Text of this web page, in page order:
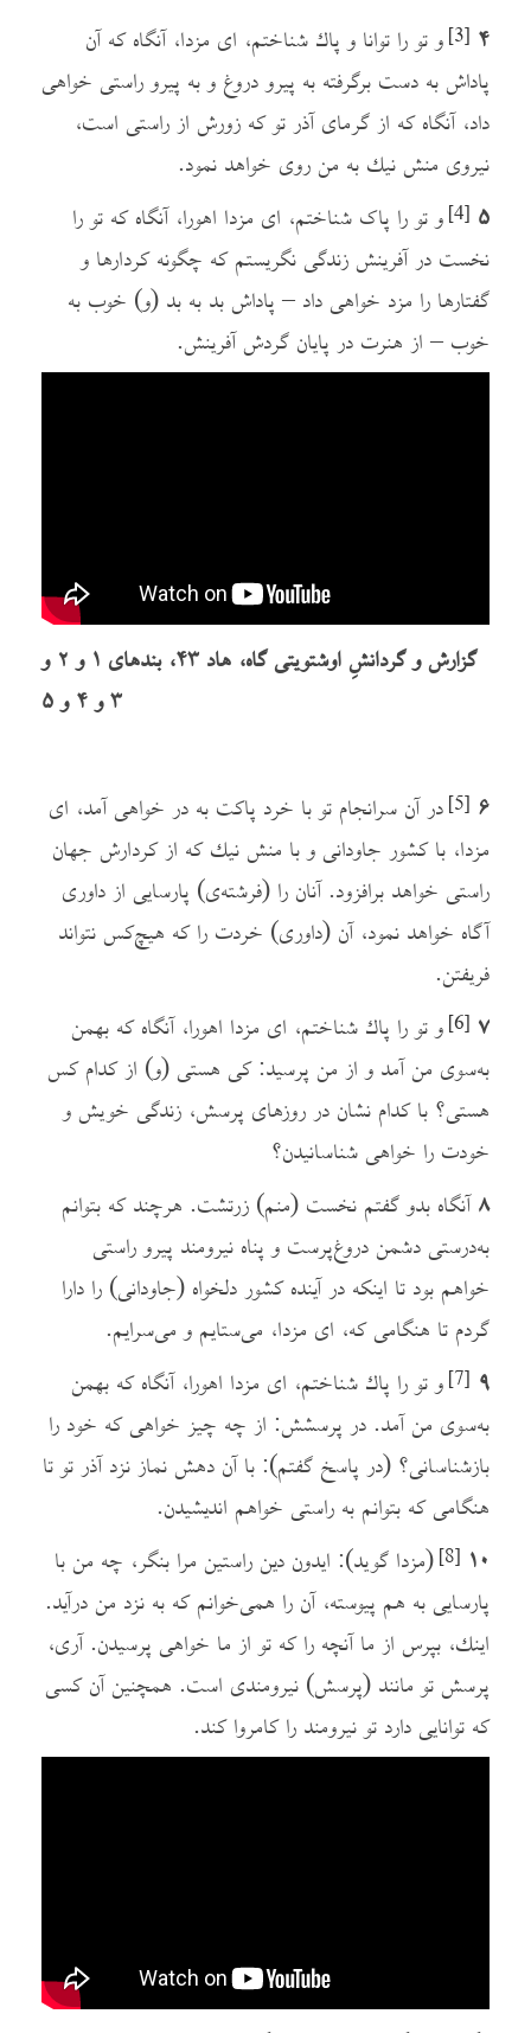
۴ [3]
و تو را توانا و پاك شناختم، ای مزدا، آنگاه که آن
پاداش به دست برگرفته به پیرو دروغ و به پیرو راستی خواهی
داد، آنگاه که از گرمای آذر تو که زورش از راستی است،
نیروی منش نيك به من روی خواهد نمود.
۵ [4]
و تو را پاک شناختم، ای مزدا اهورا، آنگاه که تو را
نخست در آفرینش زندگی نگریستم که چگونه کردارها و
گفتارها را مزد خواهی داد – پاداش بد به بد (و) خوب به
خوب – از هنرت در پایان گردش آفرینش.
گزارش و گردانشِ اوشتویتی گاه، هاد ۴۳، بندهای ۱ و ۲ و
۳ و ۴ و ۵
۶ [5]
در آن سرانجام تو با خرد پاکت به در خواهی آمد، ای
مزدا، با کشور جاودانی و با منش نيك که از کردارش جهان
راستی خواهد برافزود. آنان را (فرشته‌ی) پارسایی از داوری
آگاه خواهد نمود، آن (داوری) خردت را که هیچ‌کس نتواند
فریفتن.
۷ [6]
و تو را پاك شناختم، ای مزدا اهورا، آنگاه که بهمن
به‌سوی من آمد و از من پرسید: کی هستی (و) از کدام کس
هستی؟ با کدام نشان در روزهای پرسش، زندگی خویش و
خودت را خواهی شناسانیدن؟
۸ آنگاه بدو گفتم نخست (منم) زرتشت. هرچند که بتوانم
به‌درستی دشمن دروغ‌پرست و پناه نیرومند پیرو راستی
خواهم بود تا اینکه در آینده کشور دلخواه (جاودانی) را دارا
گردم تا هنگامی که، ای مزدا، می‌ستایم و می‌سرایم.
۹ [7]
و تو را پاك شناختم، ای مزدا اهورا، آنگاه که بهمن
به‌سوی من آمد. در پرسشش: از چه چیز خواهی که خود را
بازشناسانی؟ (در پاسخ گفتم): با آن دهش نماز نزد آذر تو تا
هنگامی که بتوانم به راستی خواهم اندیشیدن.
۱۰ [8]
(مزدا گوید): ایدون دین راستین مرا بنگر، چه من با
پارسایی به هم پیوسته، آن را همی‌خوانم که به نزد من درآید.
اينك، بپرس از ما آنچه را که تو از ما خواهی پرسیدن. آری،
پرسش تو مانند (پرسش) نیرومندی است. همچنین آن کسی
که توانایی دارد تو نیرومند را کامروا کند.